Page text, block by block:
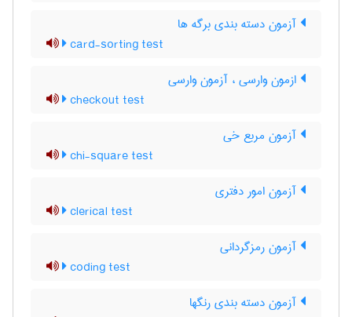
آزمون دسته بندی برگه ها
card-sorting test
ازمون وارسی ، آزمون وارسی
checkout test
آزمون مربع خی
chi-square test
آزمون امور دفتری
clerical test
آزمون رمزگردانی
coding test
آزمون دسته بندی رنگها